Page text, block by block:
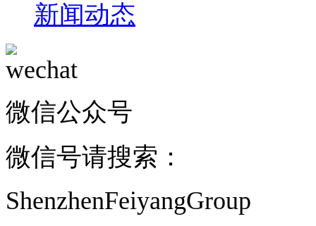
新闻动态
微信公众号
微信号请搜索：
ShenzhenFeiyangGroup